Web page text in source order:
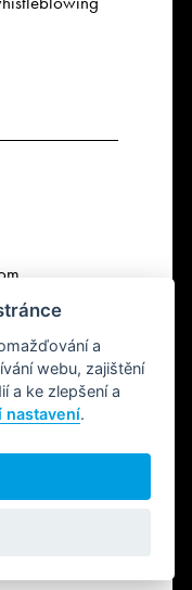
a
webu, zajištění
a ke zlepšení a
nastavení.